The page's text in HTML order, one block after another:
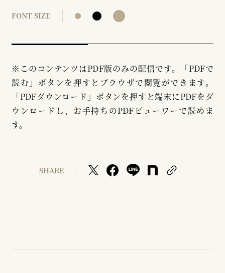
FONT SIZE
※このコンテンツはPDF版のみの配信です。「PDFで
読む」ボタンを押すとブラウザで閲覧ができます。
「PDFダウンロード」ボタンを押すと端末にPDFをダ
ウンロードし、お手持ちのPDFビューワーで読めま
す。
SHARE